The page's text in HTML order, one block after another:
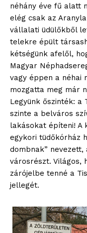
néhány éve fű alatt
elég csak az
vállalati üdülőkből
telekre épült
kétségünk afelől,
Magyar
vagy éppen a néhai
mozgatta meg már
Legyünk őszinték: a
szinte a belváros
lakásokat építeni! A
egykori tüdőkórház
dombnak”
városrészt. Világos,
zárójelbe tenné a
jellegét.